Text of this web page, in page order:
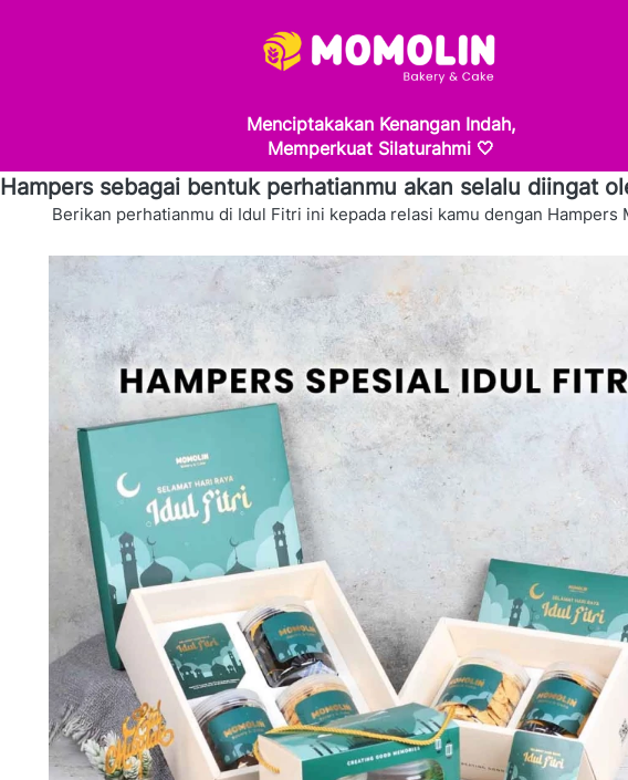
Menciptakakan Kenangan Indah,
Memperkuat Silaturahmi 🤍
Hampers sebagai bentuk perhatianmu akan selalu diingat
Berikan perhatianmu di Idul Fitri ini kepada relasi kamu dengan Hampers